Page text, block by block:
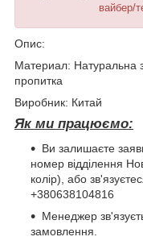
вайбер/
Опис:
Материал: Натуральна
пропитка
Виробник: Китай
Як ми працюємо:
Ви залишаєте
номер відділення
колір), або
+380638104816
Менеджер
замовлення.